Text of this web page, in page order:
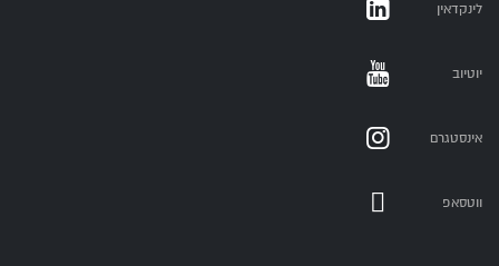
לינקדאין
יוטיוב
אינסטגרם
ווטסאפ